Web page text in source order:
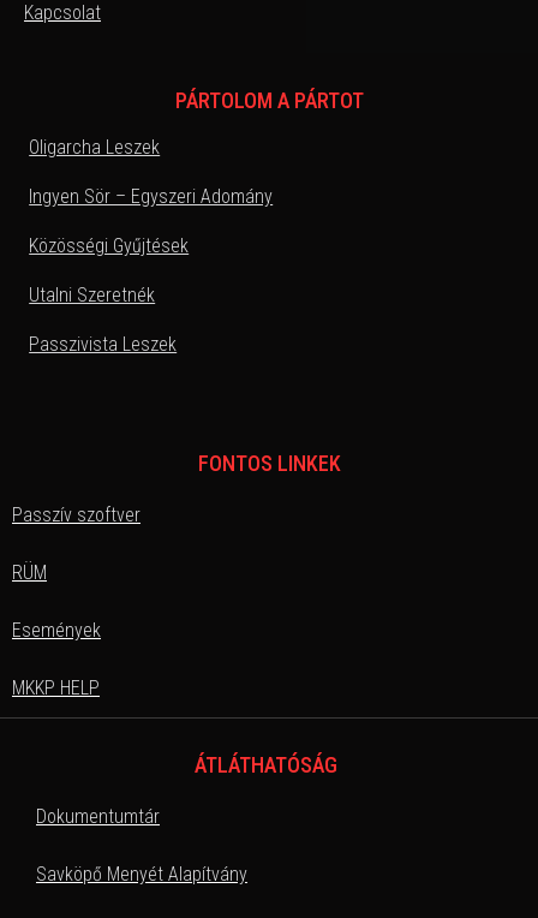
Kapcsolat
PÁRTOLOM A PÁRTOT
Oligarcha Leszek
Ingyen Sör – Egyszeri Adomány
Közösségi Gyűjtések
Utalni Szeretnék
Passzivista Leszek
FONTOS LINKEK
Passzív szoftver
RÜM
Események
MKKP HELP
ÁTLÁTHATÓSÁG
Dokumentumtár
Savköpő Menyét Alapítvány